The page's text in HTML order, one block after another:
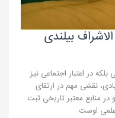
بیلندی
در اعتبار اجتماعی نیز
نقشی مهم در ارتقای
در منابع معتبر تاریخی ثبت
علمی اوست.